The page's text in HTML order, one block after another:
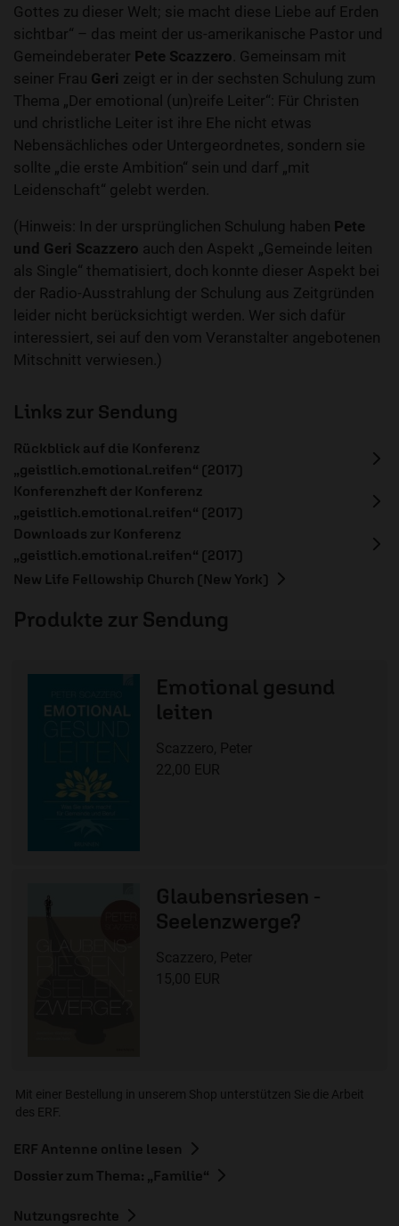
Gottes zu dieser Welt; sie macht diese Liebe auf Erden
sichtbar“ – das meint der us-amerikanische Pastor und
Gemeindeberater Pete Scazzero . Gemeinsam mit
seiner Frau Geri zeigt er in der sechsten Schulung zum
Thema „Der emotional (un)reife Leiter“: Für Christen
und christliche Leiter ist ihre Ehe nicht etwas
Nebensächliches oder Untergeordnetes, sondern sie
sollte „die erste Ambition“ sein und darf „mit
Leidenschaft“ gelebt werden.
(Hinweis: In der ursprünglichen Schulung haben Pete
und Geri Scazzero auch den Aspekt „Gemeinde leiten
als Single“ thematisiert, doch konnte dieser Aspekt bei
der Radio-Ausstrahlung der Schulung aus Zeitgründen
leider nicht berücksichtigt werden. Wer sich dafür
interessiert, sei auf den vom Veranstalter angebotenen
Mitschnitt verwiesen.)
Links zur Sendung
Rückblick auf die Konferenz
„geistlich.emotional.reifen“ (2017)
Konferenzheft der Konferenz
„geistlich.emotional.reifen“ (2017)
Downloads zur Konferenz
„geistlich.emotional.reifen“ (2017)
New Life Fellowship Church (New York)
Produkte zur Sendung
Emotional gesund
leiten
Scazzero, Peter
22,00 EUR
Glaubensriesen -
Seelenzwerge?
Scazzero, Peter
15,00 EUR
Mit einer Bestellung in unserem Shop unterstützen Sie die Arbeit
des ERF.
ERF Antenne online lesen
Dossier zum Thema: „Familie“
Nutzungsrechte